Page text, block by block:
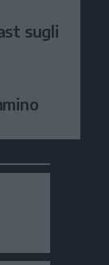
sugli